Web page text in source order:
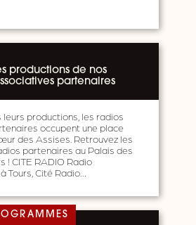
productions de nos
partenaires
productions, les radios
occupent une place
des Assises. Retrouvez les
partenaires au Palais des
! CITE RADIO Radio
Tours, Cité Radio…